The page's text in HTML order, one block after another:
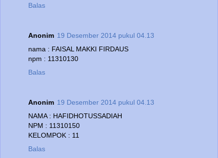
Balas
Anonim 19 Desember 2014 pukul 04.13
nama : FAISAL MAKKI FIRDAUS
npm : 11310130
Balas
Anonim 19 Desember 2014 pukul 04.13
NAMA : HAFIDHOTUSSADIAH
NPM : 11310150
KELOMPOK : 11
Balas